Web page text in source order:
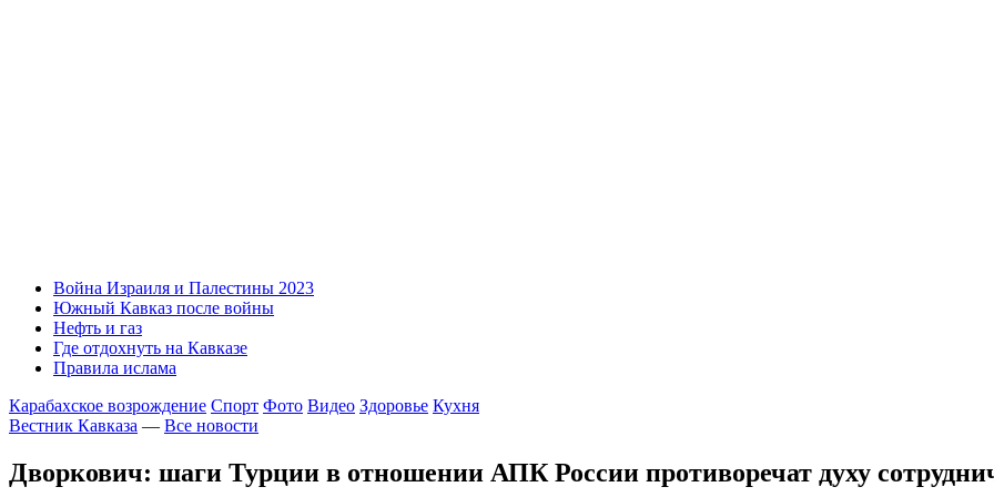
Война Израиля и Палестины 2023
Южный Кавказ после войны
Нефть и газ
Где отдохнуть на Кавказе
Правила ислама
Карабахское возрождение Спорт Фото Видео Здоровье Кухня
Вестник Кавказа — Все новости
Дворкович: шаги Турции в отношении АПК России противоречат духу